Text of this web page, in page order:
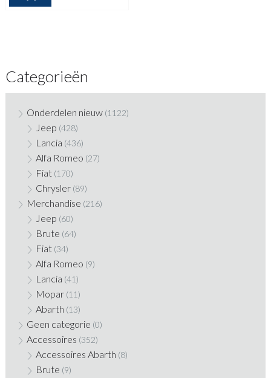
Categorieën
Onderdelen nieuw (1122)
Jeep (428)
Lancia (436)
Alfa Romeo (27)
Fiat (170)
Chrysler (89)
Merchandise (216)
Jeep (60)
Brute (64)
Fiat (34)
Alfa Romeo (9)
Lancia (41)
Mopar (11)
Abarth (13)
Geen categorie (0)
Accessoires (352)
Accessoires Abarth (8)
Brute (9)